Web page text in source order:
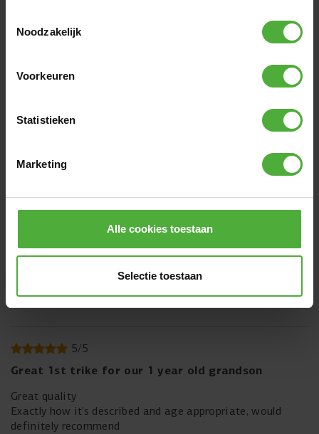
Noodzakelijk
Voorkeuren
Statistieken
Marketing
Alle cookies toestaan
Selectie toestaan
5/5
BERG GO² Pink
5/5
Great 1st trike for our 1 year old grandson
Great quality
Exactly how it’s described and age appropriate, would
definitely recommend